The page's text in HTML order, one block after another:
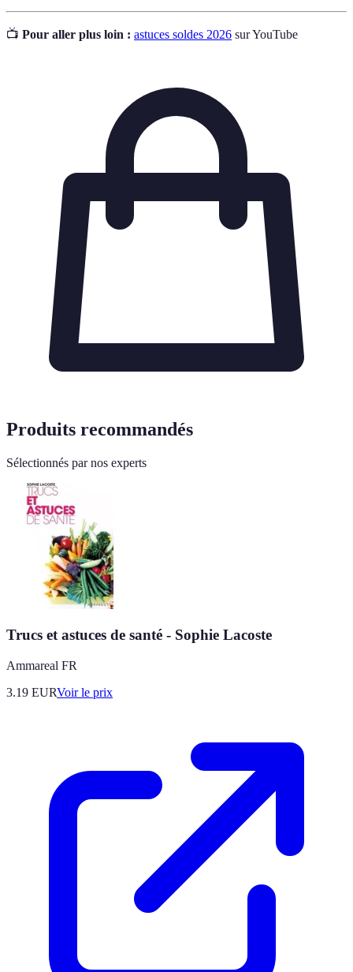
📺 Pour aller plus loin : astuces soldes 2026 sur YouTube
Produits recommandés
Sélectionnés par nos experts
Trucs et astuces de santé - Sophie Lacoste
Ammareal FR
3.19 EURVoir le prix